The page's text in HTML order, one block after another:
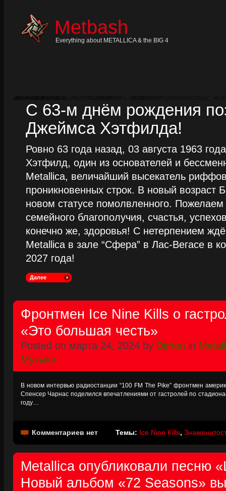
Metbash
Everything about METALLICA & the BIG 4
С 63-м днём рождения
Джеймса Хэтфилда!
Ровно 63 года назад, 03 августа 1963
Хэтфилд, один из основателей и
Metallica, величайший высекатель
проникновенных строк. В новый возраст
новом статусе помолвленного.
семейного благополучия, счастья,
конечно же, здоровья! С нетерпением
Metallica в зале “Сфера” в Лас-Вегасе в
2027 года!
Далее
Фронтмен Ice Nine Kills о
«Это большая честь»
Posted on марта 24, 2024 by Dimon in
Музыки
В новом интервью радиостанции “100 FM The Pike” фронтмен
Спенсер Чарнас поделился впечатлениями от гастролей по
году…
Комментариев нет Темы: Ice Nine Kills,
Metallica опубликовали песню
Новый альбом «72 Seasons»